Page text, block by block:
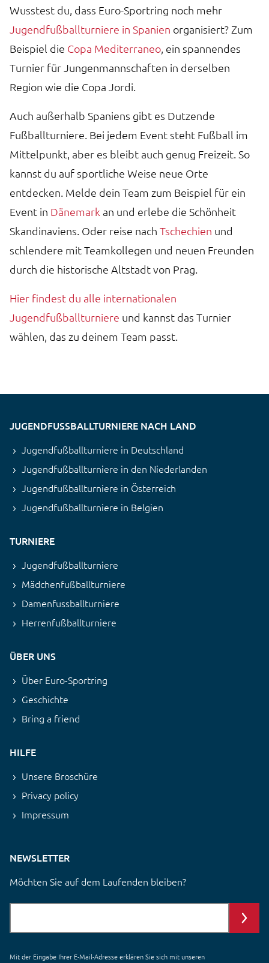
Wusstest du, dass Euro-Sportring noch mehr
Jugendfußballturniere in Spanien organisiert? Zum
Beispiel die Copa Mediterraneo, ein spannendes
Turnier für Jungenmannschaften in derselben
Region wie die Copa Jordi.
Auch außerhalb Spaniens gibt es Dutzende
Fußballturniere. Bei jedem Event steht Fußball im
Mittelpunkt, aber es bleibt auch genug Freizeit. So
kannst du auf sportliche Weise neue Orte
entdecken. Melde dein Team zum Beispiel für ein
Event in Dänemark an und erlebe die Schönheit
Skandinaviens. Oder reise nach Tschechien und
schlendere mit Teamkollegen und neuen Freunden
durch die historische Altstadt von Prag.
Hier findest du alle internationalen
Jugendfußballturniere und kannst das Turnier
wählen, das zu deinem Team passt.
JUGENDFUSSBALLTURNIERE NACH LAND
Jugendfußballturniere in Deutschland
Jugendfußballturniere in den Niederlanden
Jugendfußballturniere in Österreich
Jugendfußballturniere in Belgien
TURNIERE
Jugendfußballturniere
Mädchenfußballturniere
Damenfussballturniere
Herrenfußballturniere
ÜBER UNS
Über Euro-Sportring
Geschichte
Bring a friend
HILFE
Unsere Broschüre
Privacy policy
Impressum
NEWSLETTER
Möchten Sie auf dem Laufenden bleiben?
Mit der Eingabe Ihrer E-Mail-Adresse erklären Sie sich mit unseren